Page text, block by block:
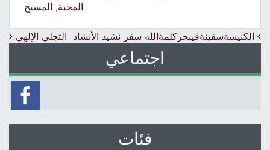
المحبة,المسيح
Post navigation
الكنيسةسفينةفيبحركلمةالله سفر نشيد الأنشاد التجلي الإلهي
اجتماعي
فئات